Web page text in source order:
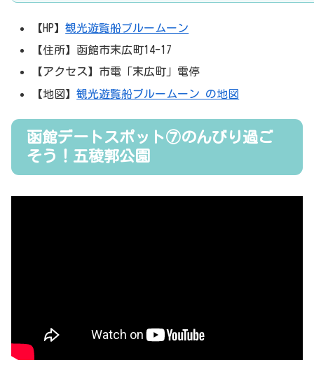
【HP】観光遊覧船ブルームーン
【住所】函館市末広町14-17
【アクセス】市電「末広町」電停
【地図】観光遊覧船ブルームーン の地図
函館デートスポット⑦のんびり過ご
そう！五稜郭公園